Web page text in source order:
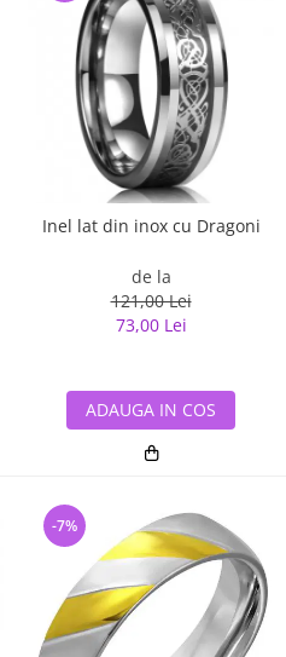
Inel lat din inox cu Dragoni
de la
121,00 Lei
73,00 Lei
ADAUGA IN COS
-7%